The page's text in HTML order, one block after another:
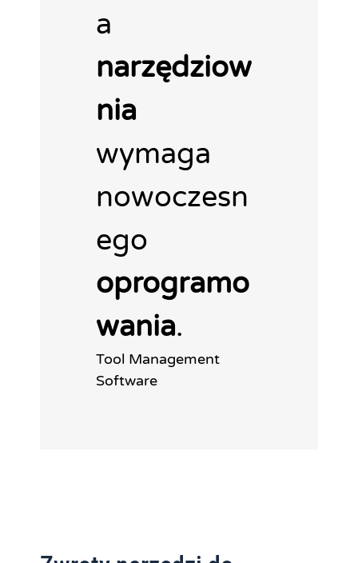
a
narzędziow
nia
wymaga
nowoczesn
ego
oprogramo
wania.
Tool Management
Software